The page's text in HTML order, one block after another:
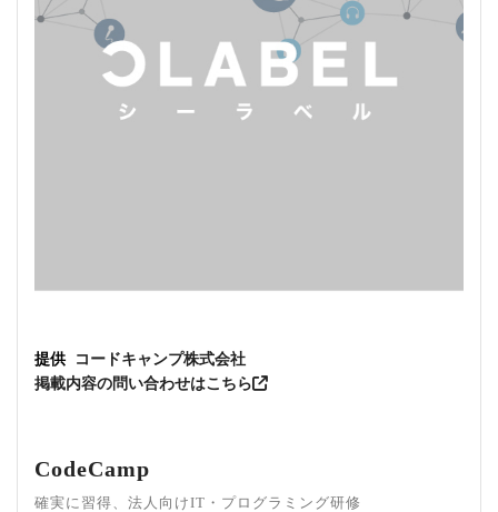
提供 コードキャンプ株式会社
掲載内容の問い合わせはこちら
CodeCamp
確実に習得、法人向けIT・プログラミング研修